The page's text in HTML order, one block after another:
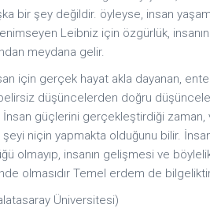
bir şey değildir. öyleyse, insan
Leibniz için özgürlük,
meydana gelir.
için gerçek hayat akla dayanan,
düşüncelerden doğru
güçlerini gerçekleştirdiği zaman,
şeyi niçin yapmakta olduğunu bilir.
olmayıp, insanın gelişmesi ve
olmasıdır Temel erdem de
Üniversitesi)